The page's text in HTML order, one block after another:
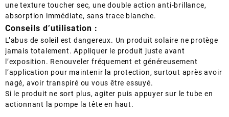
une texture toucher sec, une double action anti-brillance,
absorption immédiate, sans trace blanche.
Conseils d’utilisation :
L’abus de soleil est dangereux. Un produit solaire ne protège
jamais totalement. Appliquer le produit juste avant
l’exposition. Renouveler fréquement et généreusement
l’application pour maintenir la protection, surtout après avoir
nagé, avoir transpiré ou vous être essuyé.
Si le produit ne sort plus, agiter puis appuyer sur le tube en
actionnant la pompe la tête en haut.